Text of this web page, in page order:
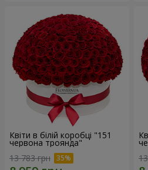
Квіти в білій коробці "151
червона троянда"
13 783 грн